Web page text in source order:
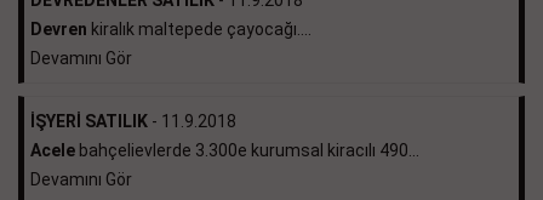
Devren kiralık maltepede çayocağı....
Devamını Gör
İŞYERİ SATILIK - 11.9.2018
Acele bahçelievlerde 3.300e kurumsal kiracılı 490...
Devamını Gör